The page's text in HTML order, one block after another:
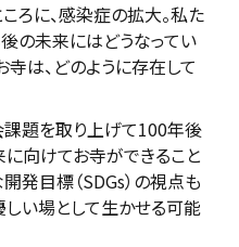
ろに、感染症の拡大。私た
の未来にはどうなってい
寺は、どのように存在して
課題を取り上げて100年後
向けてお寺ができること
発目標（SDGs）の視点も
い場として生かせる可能